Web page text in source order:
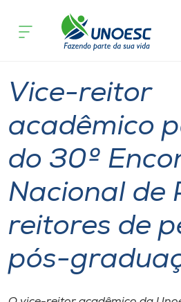
Cursos
Atendimento ao Estudante
Portal de Ensino
Unoesc
acontece
graduação
Vice-reitor
acadêmico
do 30º
Nacional de
reitores de
pós-